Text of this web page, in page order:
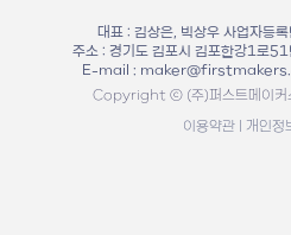
대표 : 김상은, 빅상우 사업자등
주소 : 경기도 김포시 김포한강1로
E-mail :
Copyright ⓒ (주)퍼스트메이
이용약관| 개인정